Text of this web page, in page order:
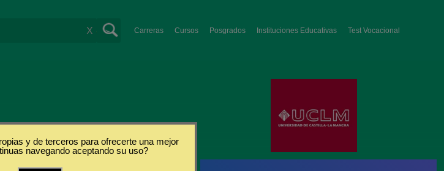
Carreras Cursos Posgrados Instituciones Educativas Test Vocacional
X
y de terceros para ofrecerte una mejor
navegando aceptando su uso?